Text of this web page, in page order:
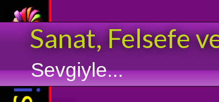
Sanat, Felsefe
Sevgiyle...